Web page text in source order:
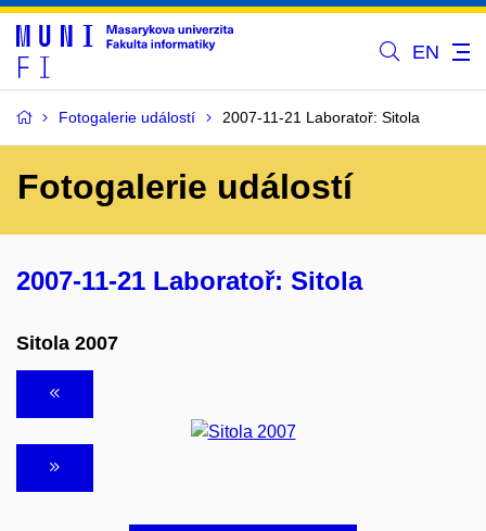
EN
Fotogalerie událostí 2007-11-21 Laboratoř: Sitola
Fotogalerie událostí
2007-11-21 Laboratoř: Sitola
Sitola 2007